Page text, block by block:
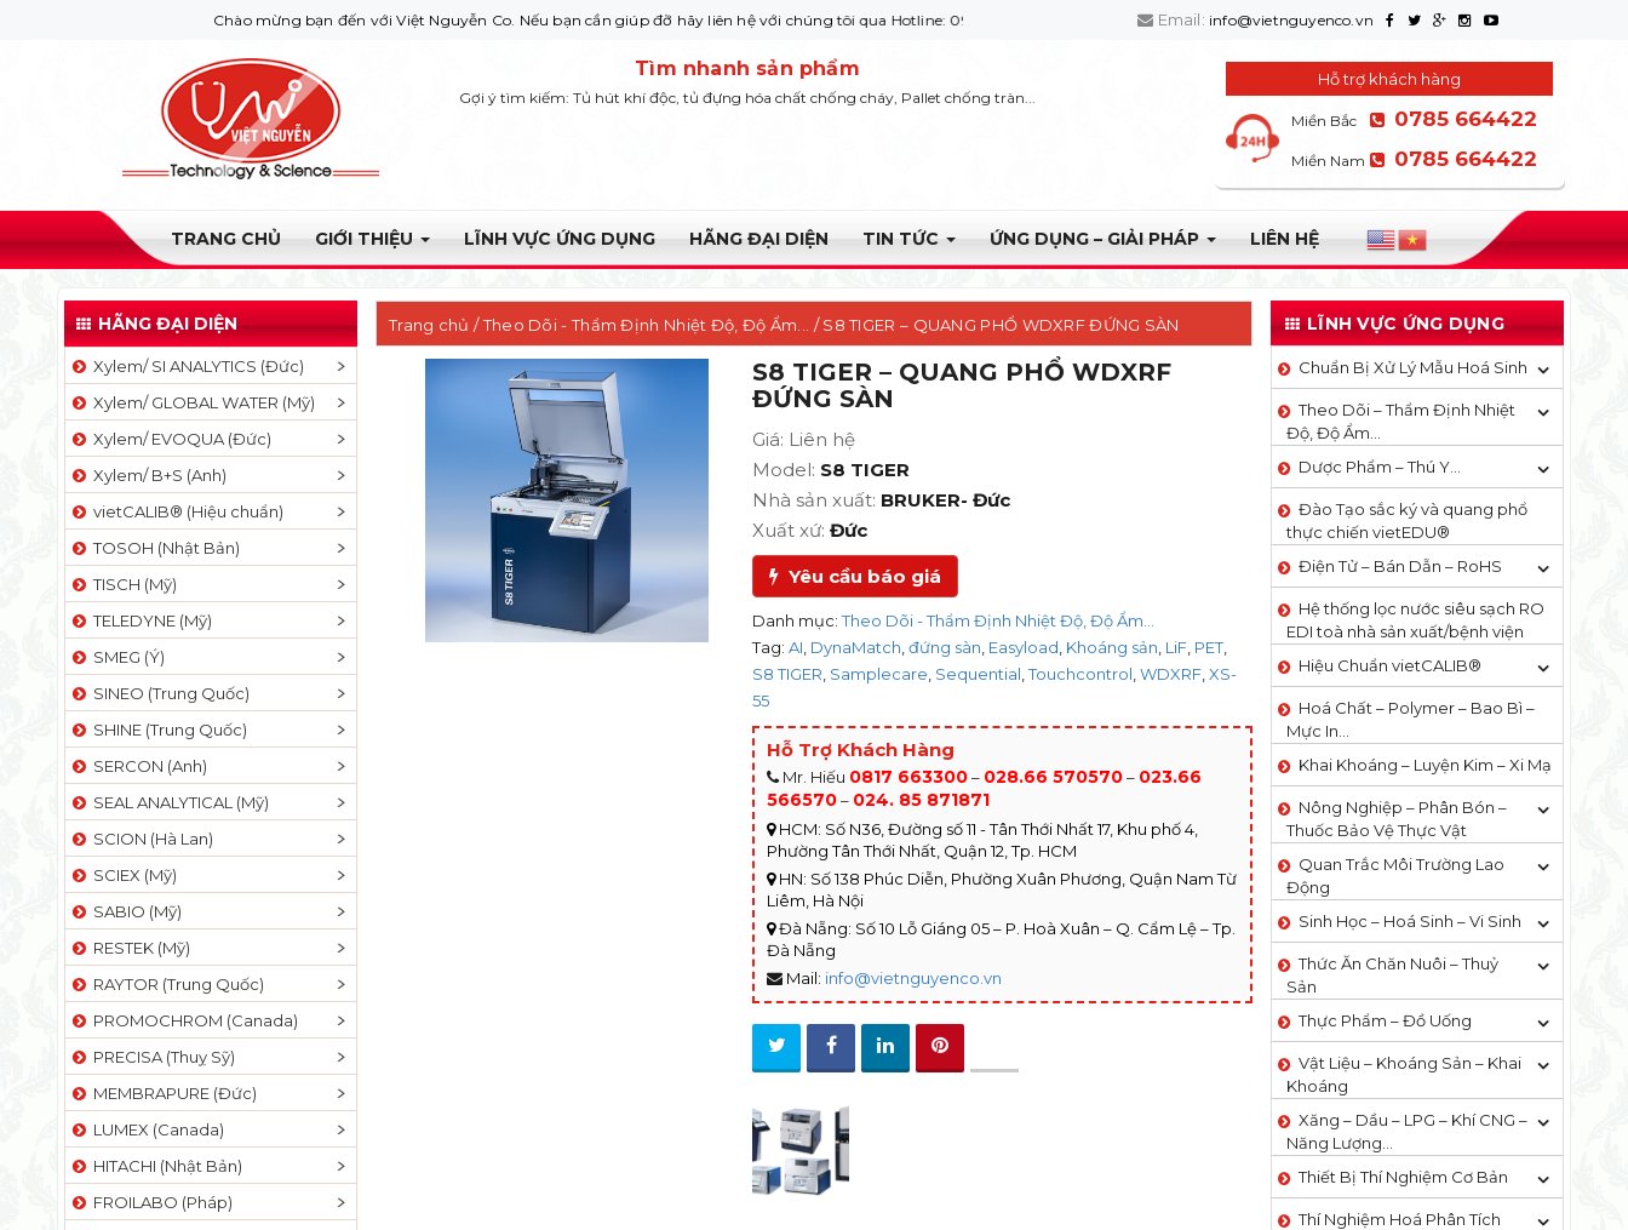
Chào mừng bạn đến với Việt Nguyễn Co. Nếu bạn cần giúp đỡ hãy liên hệ với chúng tôi qua Hotline: 0932 664422 Email: info@vietnguyenco.vn
Tìm nhanh sản phẩm
Gợi ý tìm kiếm: Tủ hút khí độc, tủ đựng hóa chất chống cháy, Pallet chống tràn...
Hỗ trợ khách hàng
Miền Bắc 0785 664422
Miền Nam 0785 664422
TRANG CHỦ GIỚI THIỆU LĨNH VỰC ỨNG DỤNG HÃNG ĐẠI DIỆN TIN TỨC ỨNG DỤNG – GIẢI PHÁP LIÊN HỆ
HÃNG ĐẠI DIỆN
Xylem/ SI ANALYTICS (Đức)
Xylem/ GLOBAL WATER (Mỹ)
Xylem/ EVOQUA (Đức)
Xylem/ B+S (Anh)
vietCALIB® (Hiệu chuẩn)
TOSOH (Nhật Bản)
TISCH (Mỹ)
TELEDYNE (Mỹ)
SMEG (Ý)
SINEO (Trung Quốc)
SHINE (Trung Quốc)
SERCON (Anh)
SEAL ANALYTICAL (Mỹ)
SCION (Hà Lan)
SCIEX (Mỹ)
SABIO (Mỹ)
RESTEK (Mỹ)
RAYTOR (Trung Quốc)
PROMOCHROM (Canada)
PRECISA (Thuỵ Sỹ)
MEMBRAPURE (Đức)
LUMEX (Canada)
HITACHI (Nhật Bản)
FROILABO (Pháp)
Trang chủ /Theo Dõi - Thẩm Định Nhiệt Độ, Độ Ẩm... / S8 TIGER – QUANG PHỔ WDXRF ĐỨNG SÀN
S8 TIGER – QUANG PHỔ WDXRF
ĐỨNG SÀN
Giá: Liên hệ
Model: S8 TIGER
Nhà sản xuất: BRUKER- Đức
Xuất xứ:Đức
Yêu cầu báo giá
Danh mục:Theo Dõi - Thẩm Định Nhiệt Độ, Độ Ẩm...
Tag:AI DynaMatch ,đứng sàn Easyload Khoáng sản LiF PET,
S8 TIGER Samplecare Sequential ,Touchcontrol ,WDXRF ,XS-
55
Hỗ Trợ Khách Hàng
Mr. Hiếu 0817 663300– 028.66 570570– 023.66
566570– 024. 85 871871
HCM: Số N36, Đường số 11 - Tân Thới Nhất 17, Khu phố 4,
Phường Tân Thới Nhất, Quận 12, Tp. HCM
HN: Số 138 Phúc Diễn, Phường Xuân Phương, Quận Nam Từ
Liêm, Hà Nội
Đà Nẵng: Số 10 Lỗ Giáng 05 – P. Hoà Xuân – Q. Cẩm Lệ – Tp.
Đà Nẵng
Mail: info@vietnguyenco.vn
LĨNH VỰC ỨNG DỤNG
Chuẩn Bị Xử Lý Mẫu Hoá Sinh
Theo Dõi – Thẩm Định Nhiệt
Độ, Độ Ẩm…
Dược Phẩm – Thú Y…
Đào Tạo sắc ký và quang phổ
thực chiến vietEDU®
Điện Tử – Bán Dẫn – RoHS
Hệ thống lọc nước siêu sạch RO
EDI​​ toà nhà sản xuất/bệnh viện
Hiệu Chuẩn vietCALIB®
Hoá Chất – Polymer – Bao Bì –
Mực In…
Khai Khoáng – Luyện Kim – Xi Mạ
Nông Nghiệp – Phân Bón –
Thuốc Bảo Vệ Thực Vật
Quan Trắc Môi Trường Lao
Động
Sinh Học – Hoá Sinh – Vi Sinh
Thức Ăn Chăn Nuôi – Thuỷ
Sản
Thực Phẩm – Đồ Uống
Vật Liệu – Khoáng Sản – Khai
Khoáng
Xăng – Dầu – LPG – Khí CNG –
Năng Lượng…
Thiết Bị Thí Nghiệm Cơ Bản
Thí Nghiệm Hoá Phân Tích